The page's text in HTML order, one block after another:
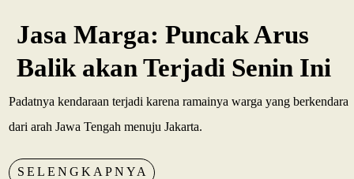
Jasa Marga: Puncak Arus
Balik akan Terjadi Senin Ini
Padatnya kendaraan terjadi karena ramainya warga yang berkendara
dari arah Jawa Tengah menuju Jakarta.
SELENGKAPNYA